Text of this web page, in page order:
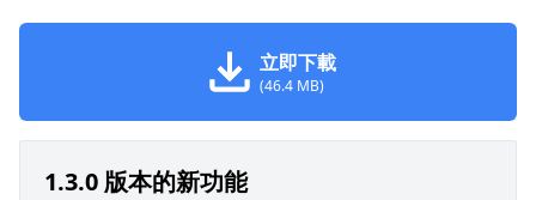
立即下載
(46.4 MB)
1.3.0 版本的新功能